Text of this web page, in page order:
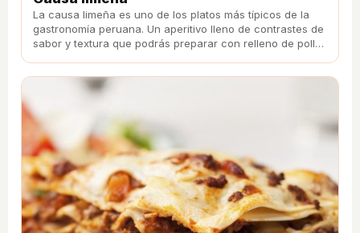
La causa limeña es uno de los platos más típicos de la
gastronomía peruana. Un aperitivo lleno de contrastes de
sabor y textura que podrás preparar con relleno de pollo